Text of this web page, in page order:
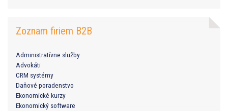
Zoznam firiem B2B
Administratívne služby
Advokáti
CRM systémy
Daňové poradenstvo
Ekonomické kurzy
Ekonomický software